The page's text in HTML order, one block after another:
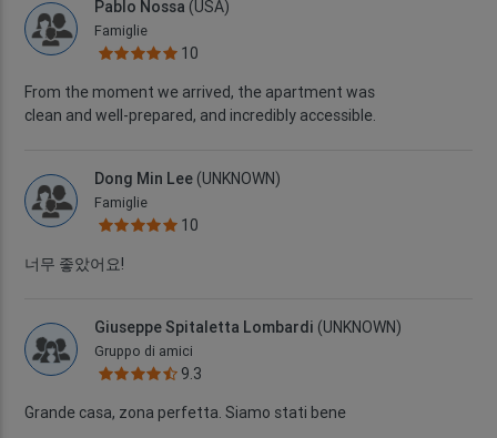
Pablo Nossa (USA)
Famiglie
10
From the moment we arrived, the apartment was
clean and well-prepared, and incredibly accessible.
Dong Min Lee (UNKNOWN)
Famiglie
10
너무 좋았어요!
Giuseppe Spitaletta Lombardi (UNKNOWN)
Gruppo di amici
9.3
Grande casa, zona perfetta. Siamo stati bene